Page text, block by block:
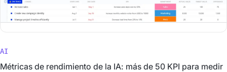
AI
Métricas de rendimiento de la IA: más de 50 KPI para medir